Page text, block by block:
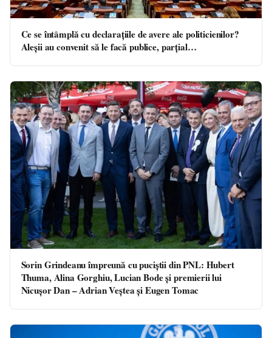
Ce se întâmplă cu declarațiile de avere ale politicienilor?
Aleșii au convenit să le facă publice, parțial…
Sorin Grindeanu împreună cu puciştii din PNL: Hubert
Thuma, Alina Gorghiu, Lucian Bode şi premierii lui
Nicuşor Dan – Adrian Veştea şi Eugen Tomac